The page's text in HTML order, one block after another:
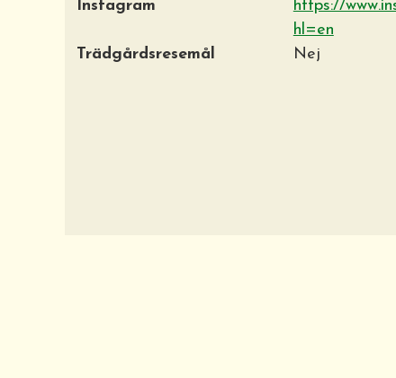
Instagram
https://
hl=en
Trädgårdsresemål
Nej